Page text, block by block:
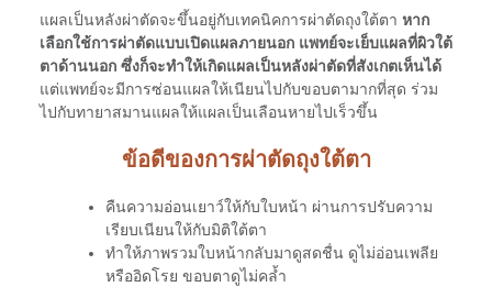
แผลเป็นหลังผ่าตัดจะขึ้นอยู่กับเทคนิคการผ่าตัดถุงใต้ตา หาก
เลือกใช้การผ่าตัดแบบเปิดแผลภายนอก แพทย์จะเย็บแผลที่ผิวใต้
ตาด้านนอก ซึ่งก็จะทำให้เกิดแผลเป็นหลังผ่าตัดที่สังเกตเห็นได้
แต่แพทย์จะมีการซ่อนแผลให้เนียนไปกับขอบตามากที่สุด ร่วม
ไปกับทายาสมานแผลให้แผลเป็นเลือนหายไปเร็วขึ้น
ข้อดีของการผ่าตัดถุงใต้ตา
คืนความอ่อนเยาว์ให้กับใบหน้า ผ่านการปรับความ
เรียบเนียนให้กับมิติใต้ตา
ทำให้ภาพรวมใบหน้ากลับมาดูสดชื่น ดูไม่อ่อนเพลีย
หรืออิดโรย ขอบตาดูไม่คล้ำ